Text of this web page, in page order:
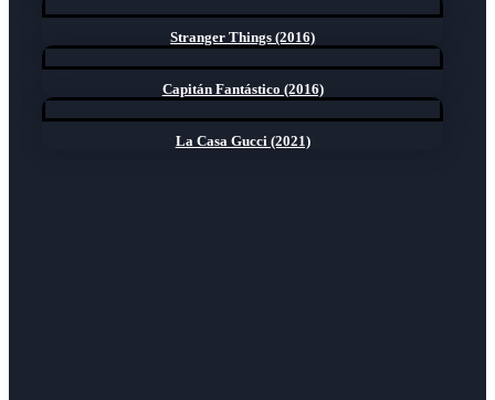
Stranger Things (2016)
Capitán Fantástico (2016)
La Casa Gucci (2021)